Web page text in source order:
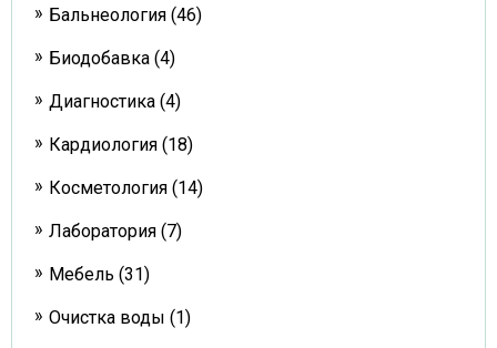
Бальнеология (46)
Биодобавка (4)
Диагностика (4)
Кардиология (18)
Косметология (14)
Лаборатория (7)
Мебель (31)
Очистка воды (1)